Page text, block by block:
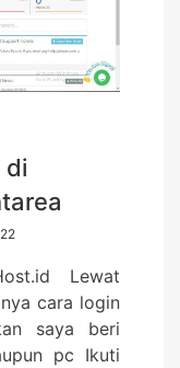
di
Lewat
cara login
saya beri
pc Ikuti